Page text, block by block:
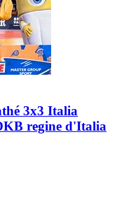
3x3 Italia
regine d'Italia